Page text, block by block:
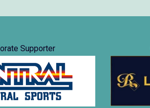
Supporter